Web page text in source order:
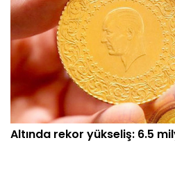
Altında rekor yükseliş: 6.5